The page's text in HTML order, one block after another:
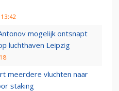
mogelijk ontsnapt
luchthaven Leipzig
meerdere vluchten naar
staking